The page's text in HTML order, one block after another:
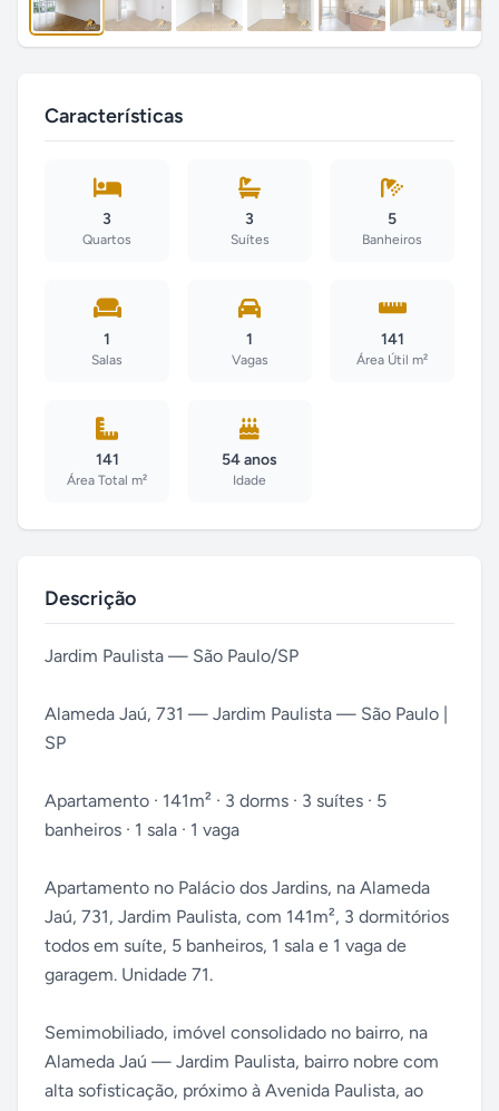
Características
3
Quartos
3
Suítes
5
Banheiros
1
Salas
1
Vagas
141
Área Útil m²
141
Área Total m²
54 anos
Idade
Descrição
Jardim Paulista — São Paulo/SP
Alameda Jaú, 731 — Jardim Paulista — São Paulo |
SP
Apartamento · 141m² · 3 dorms · 3 suítes · 5
banheiros · 1 sala · 1 vaga
Apartamento no Palácio dos Jardins, na Alameda
Jaú, 731, Jardim Paulista, com 141m², 3 dormitórios
todos em suíte, 5 banheiros, 1 sala e 1 vaga de
garagem. Unidade 71.
Semimobiliado, imóvel consolidado no bairro, na
Alameda Jaú — Jardim Paulista, bairro nobre com
alta sofisticação, próximo à Avenida Paulista, ao